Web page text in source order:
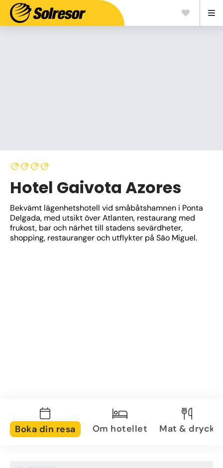
Hotel Gaivota Azores
Bekvämt lägenhetshotell vid småbåtshamnen i Ponta
Delgada, med utsikt över Atlanten, restaurang med
frukost, bar och närhet till stadens sevärdheter,
shopping, restauranger och utflykter på São Miguel.
Boka din resa Om hotellet Mat & dryck